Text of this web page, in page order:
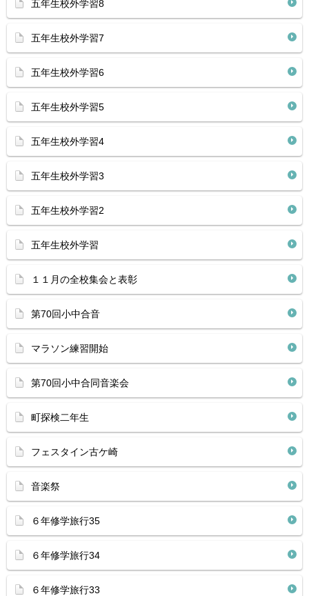
五年生校外学習8
五年生校外学習7
五年生校外学習6
五年生校外学習5
五年生校外学習4
五年生校外学習3
五年生校外学習2
五年生校外学習
１１月の全校集会と表彰
第70回小中合音
マラソン練習開始
第70回小中合同音楽会
町探検二年生
フェスタイン古ケ崎
音楽祭
６年修学旅行35
６年修学旅行34
６年修学旅行33